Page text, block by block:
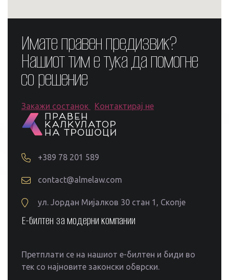
Имате правен предизвик?
Нашиот тим е тука да помогне
со решение
Закажи состанок Контактирај не
+389 78 201 589
contact@almelaw.com
ул. Јордан Мијалков 30 стан 1, Скопје
Е-билтен за модерни компании
Претплати се на нашиот е-билтен и биди во
тек со најновите законски обврски.